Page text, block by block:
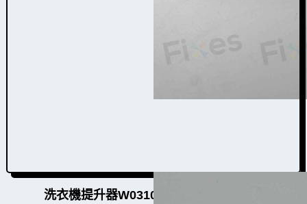
洗衣機提升器W031007（3個品牌通用）